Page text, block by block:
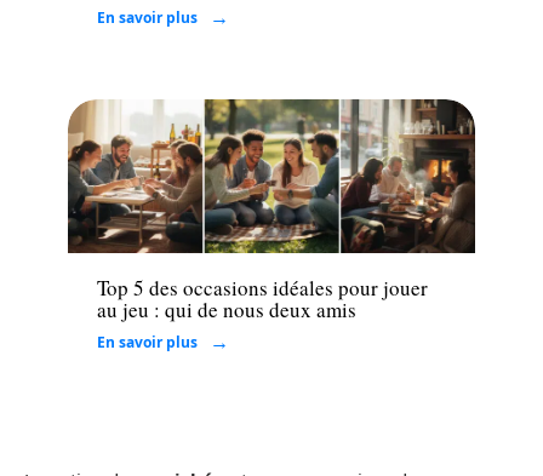
En savoir plus
Loisirs
Top 5 des occasions idéales pour jouer
au jeu : qui de nous deux amis
En savoir plus